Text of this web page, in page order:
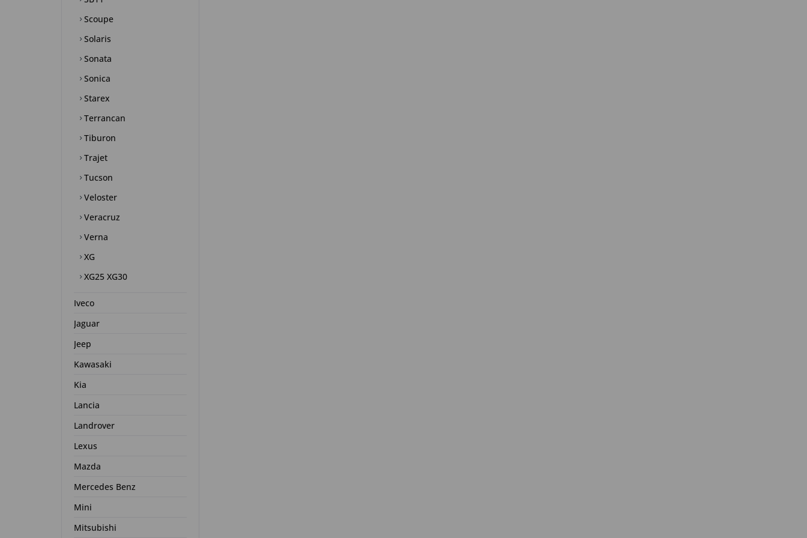
Scoupe
Solaris
Sonata
Sonica
Starex
Terrancan
Tiburon
Trajet
Tucson
Veloster
Veracruz
Verna
XG
XG25 XG30
Iveco
Jaguar
Jeep
Kawasaki
Kia
Lancia
Landrover
Lexus
Mazda
Mercedes Benz
Mini
Mitsubishi